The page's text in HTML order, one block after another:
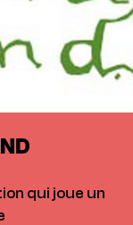
qui joue un